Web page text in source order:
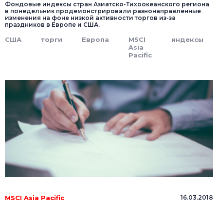
Фондовые индексы стран Азиатско-Тихоокеанского региона
в понедельник продемонстрировали разнонаправленные
изменения на фоне низкой активности торгов из-за
праздников в Европе и США.
США торги Европа
MSCI
Asia
Pacific
индексы
MSCI Asia Pacific 16.03.2018